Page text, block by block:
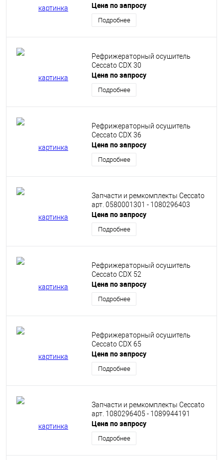
Цена по запросу
Подробнее
Рефрижераторный осушитель
Ceccato CDX 30
Цена по запросу
Подробнее
Рефрижераторный осушитель
Ceccato CDX 36
Цена по запросу
Подробнее
Запчасти и ремкомплекты Ceccato
арт. 0580001301 - 1080296403
Цена по запросу
Подробнее
Рефрижераторный осушитель
Ceccato CDX 52
Цена по запросу
Подробнее
Рефрижераторный осушитель
Ceccato CDX 65
Цена по запросу
Подробнее
Запчасти и ремкомплекты Ceccato
арт. 1080296405 - 1089944191
Цена по запросу
Подробнее